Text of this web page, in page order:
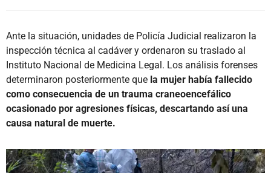
Ante la situación, unidades de Policía Judicial realizaron la
inspección técnica al cadáver y ordenaron su traslado al
Instituto Nacional de Medicina Legal. Los análisis forenses
determinaron posteriormente que la mujer había fallecido
como consecuencia de un trauma craneoencefálico
ocasionado por agresiones físicas, descartando así una
causa natural de muerte.